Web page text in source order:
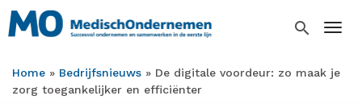
Overslaan
en
inhoud
gaan
search
Kruimelpad
Home Bedrijfsnieuws
De digitale voordeur: zo maak je
zorg toegankelijker en efficiënter